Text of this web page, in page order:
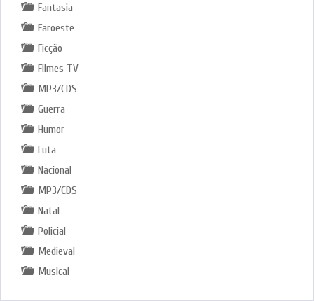
Fantasia
Faroeste
Ficção
Filmes TV
MP3/CDS
Guerra
Humor
Luta
Nacional
MP3/CDS
Natal
Policial
Medieval
Musical